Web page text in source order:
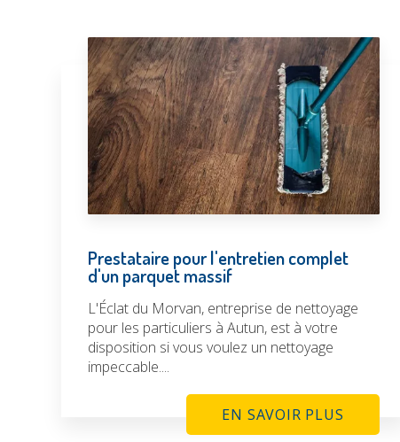
Prestataire pour l'entretien complet
d'un parquet massif
L'Éclat du Morvan, entreprise de nettoyage
pour les particuliers à Autun, est à votre
disposition si vous voulez un nettoyage
impeccable....
EN SAVOIR PLUS